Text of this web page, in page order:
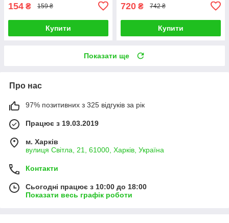
154 ₴ 159 ₴
Купити
720 ₴ 742 ₴
Купити
Показати ще
Про нас
97% позитивних з 325 відгуків за рік
Працює з 19.03.2019
м. Харків
вулиця Світла, 21, 61000, Харків, Україна
Контакти
Сьогодні працює з 10:00 до 18:00
Показати весь графік роботи